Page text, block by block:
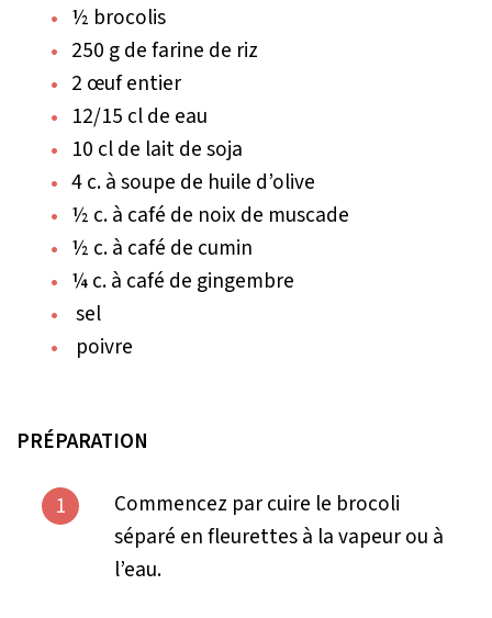
½ brocolis
250 g de farine de riz
2 œuf entier
12/15 cl de eau
10 cl de lait de soja
4 c. à soupe de huile d’olive
½ c. à café de noix de muscade
½ c. à café de cumin
¼ c. à café de gingembre
sel
poivre
PRÉPARATION
1
Commencez par cuire le brocoli
séparé en fleurettes à la vapeur ou à
l’eau.